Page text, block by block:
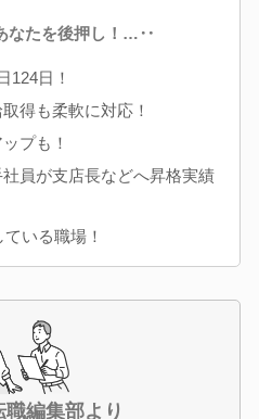
なたを後押し！…‥
124日！
得も柔軟に対応！
プも！
員が支店長などへ昇格実績
いる職場！
編集部より